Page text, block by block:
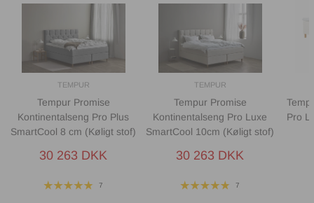
TEMPUR
Tempur Promise
Kontinentalseng Pro Plus
SmartCool 8 cm (Køligt stof)
30 263 DKK
7
TEMPUR
Tempur Promise
Kontinentalseng Pro Luxe
SmartCool 10cm (Køligt stof)
30 263 DKK
7
Pro